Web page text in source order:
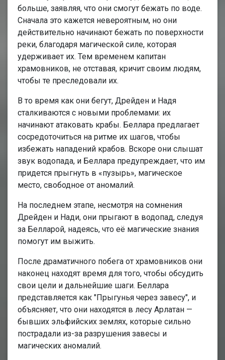
больше, заявляя, что они смогут бежать по воде.
Сначала это кажется невероятным, но они
действительно начинают бежать по поверхности
реки, благодаря магической силе, которая
удерживает их. Тем временем капитан
храмовников, не отставая, кричит своим людям,
чтобы те преследовали их.
В то время как они бегут, Дрейден и Надя
сталкиваются с новыми проблемами: их
начинают атаковать крабы. Беллара предлагает
сосредоточиться на ритме их шагов, чтобы
избежать нападений крабов. Вскоре они слышат
звук водопада, и Беллара предупреждает, что им
придется прыгнуть в «пузырь», магическое
место, свободное от аномалий.
На последнем этапе, несмотря на сомнения
Дрейден и Нади, они прыгают в водопад, следуя
за Белларой, надеясь, что её магические знания
помогут им выжить.
После драматичного побега от храмовников они
наконец находят время для того, чтобы обсудить
свои цели и дальнейшие шаги. Беллара
представляется как "Прыгунья через завесу", и
объясняет, что они находятся в лесу Арлатан —
бывших эльфийских землях, которые сильно
пострадали из-за разрушения завесы и
магических аномалий.